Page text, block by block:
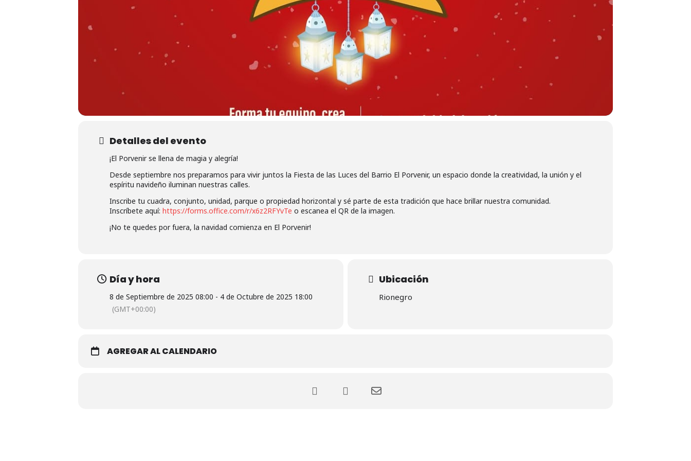
Detalles del evento
¡El Porvenir se llena de magia y alegría!
Desde septiembre nos preparamos para vivir juntos la Fiesta de las Luces del Barrio El Porvenir, un espacio donde la creatividad, la unión y el
espíritu navideño iluminan nuestras calles.
Inscribe tu cuadra, conjunto, unidad, parque o propiedad horizontal y sé parte de esta tradición que hace brillar nuestra comunidad.
Inscríbete aquí: https://forms.office.com/r/x6z2RFYvTe o escanea el QR de la imagen.
¡No te quedes por fuera, la navidad comienza en El Porvenir!
Día y hora
8 de Septiembre de 2025 08:00 - 4 de Octubre de 2025 18:00
(GMT+00:00)
Ubicación
Rionegro
AGREGAR AL CALENDARIO